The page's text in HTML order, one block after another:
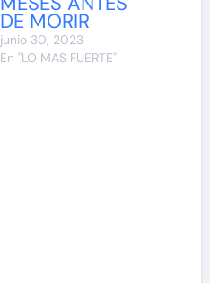
DE MORIR
junio 30, 2023
En "LO MAS FUERTE"